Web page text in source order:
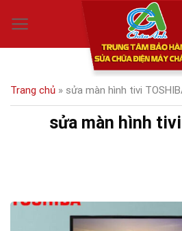
Trang chủ » sửa màn hình tivi
sửa màn hình